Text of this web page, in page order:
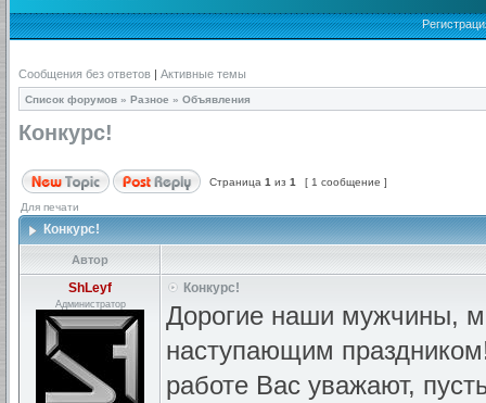
Сообщения без ответов | Активные темы
Список форумов » Разное » Объявления
Конкурс!
Страница 1 из 1 [ 1 сообщение ]
Для печати
Конкурс!
Автор
ShLeyf
Администратор
Конкурс!
Дорогие наши мужчины,
наступающим
работе Вас уважают,